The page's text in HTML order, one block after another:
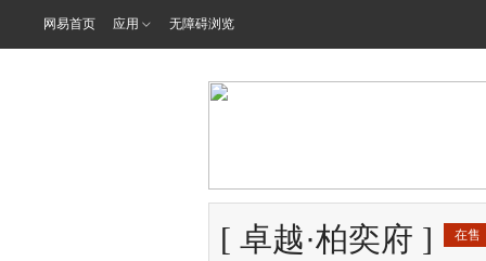
网易首页 应用 无障碍浏览
[ 卓越·柏奕府 ] 在售